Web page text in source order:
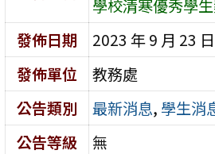
學校清寒優秀學
發佈日期
2023 年 9 月 23 日
發佈單位
教務處
公告類別
最新消息, 學生消
公告等級
無